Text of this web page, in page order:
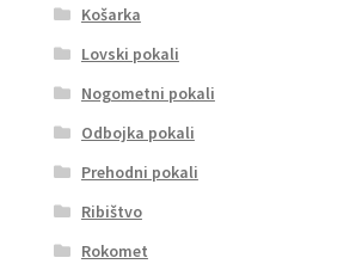
Košarka
Lovski pokali
Nogometni pokali
Odbojka pokali
Prehodni pokali
Ribištvo
Rokomet